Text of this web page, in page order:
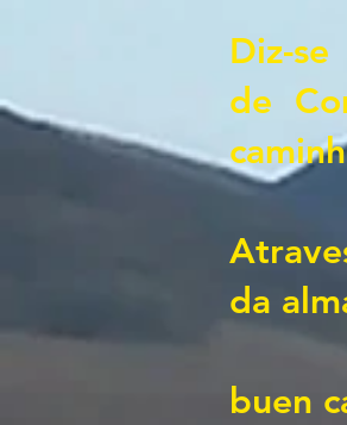
Diz-
de
da
buen